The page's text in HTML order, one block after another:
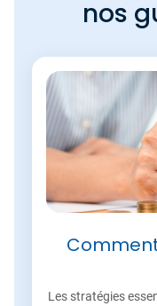
nos
Les stratégies